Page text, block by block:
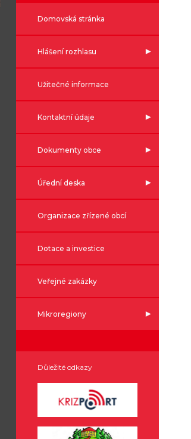
Domovská stránka
Hlášení rozhlasu
Užitečné informace
Kontaktní údaje
Dokumenty obce
Úřední deska
Organizace zřízené obcí
Dotace a investice
Veřejné zakázky
Mikroregiony
Důležité odkazy